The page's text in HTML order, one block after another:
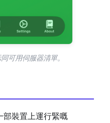
可用伺服器清單。
裝置上運行緊嘅